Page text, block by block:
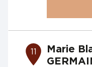
11
Marie